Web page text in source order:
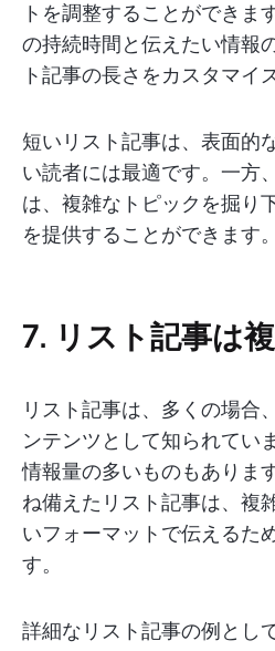
トを調整することができま
の持続時間と伝えたい情報
ト記事の長さをカスタマイ
短いリスト記事は、表面的
い読者には最適です。一方
は、複雑なトピックを掘り
を提供することができます。
7. リスト記事は
リスト記事は、多くの場合
ンテンツとして知られてい
情報量の多いものもありま
ね備えたリスト記事は、複
いフォーマットで伝えるた
す。
詳細なリスト記事の例とし